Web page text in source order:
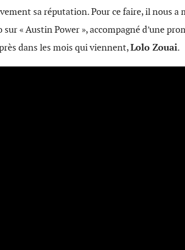
sa réputation. Pour ce faire, il nous a
« Austin Power », accompagné d’une
dans les mois qui viennent,Lolo Zouai.